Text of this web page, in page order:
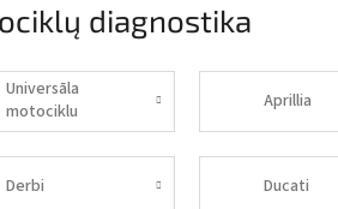
diagnostika
Universāla
motociklu
diagnostika
Aprillia
Derbi Ducati